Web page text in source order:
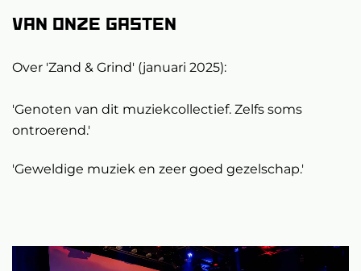
Van onze gasten
Over 'Zand & Grind' (januari 2025):
'Genoten van dit muziekcollectief. Zelfs soms
ontroerend.'
'Geweldige muziek en zeer goed gezelschap.'